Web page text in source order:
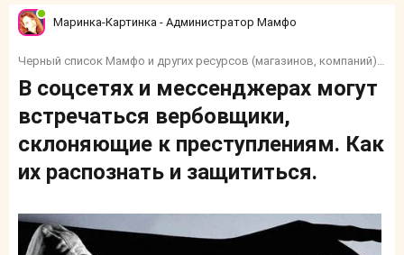
Маринка-Картинка - Администратор Мамфо
В соцсетях и мессенджерах могут
встречаться вербовщики,
склоняющие к преступлениям. Как
их распознать и защититься.